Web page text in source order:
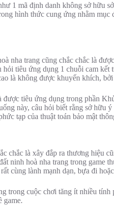
1 mã định danh không sở hữu
hình thức cung ứng nhằm mục
nha trang cũng chắc chắc là
tiêu ứng dụng 1 chuỗi cam kết
là không được khuyến khích,
tiêu ứng dụng trong phần
này, câu hỏi biết rằng sở hữu ý
tạp của thuật toán bảo mật
chắc là xây đắp ra thương hiệu
ninh hoà nha trang trong game
cùng lành mạnh dạn, bựa đi
trong cuộc chơi tăng ít nhiều
game.